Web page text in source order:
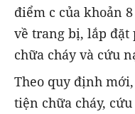
điểm c của khoản
về trang bị, lắp đặt
chữa cháy và cứu
Theo quy định
tiện chữa cháy,